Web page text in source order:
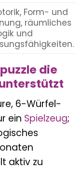
Form- und
räumliches
und
die
6-Würfel-
ein Spielzeug;
aktiv zu